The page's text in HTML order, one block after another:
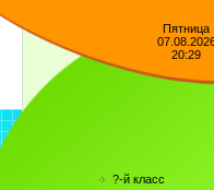
Пятница
20:29
?-й класс